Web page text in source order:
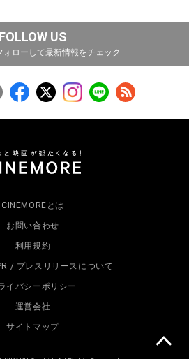
FOLLOW US
ォローして最新情報をチェック
CINEMOREとは
お問い合わせ
利用規約
/ プレスリリースについて
イバシーポリシー
運営会社
サイトマップ